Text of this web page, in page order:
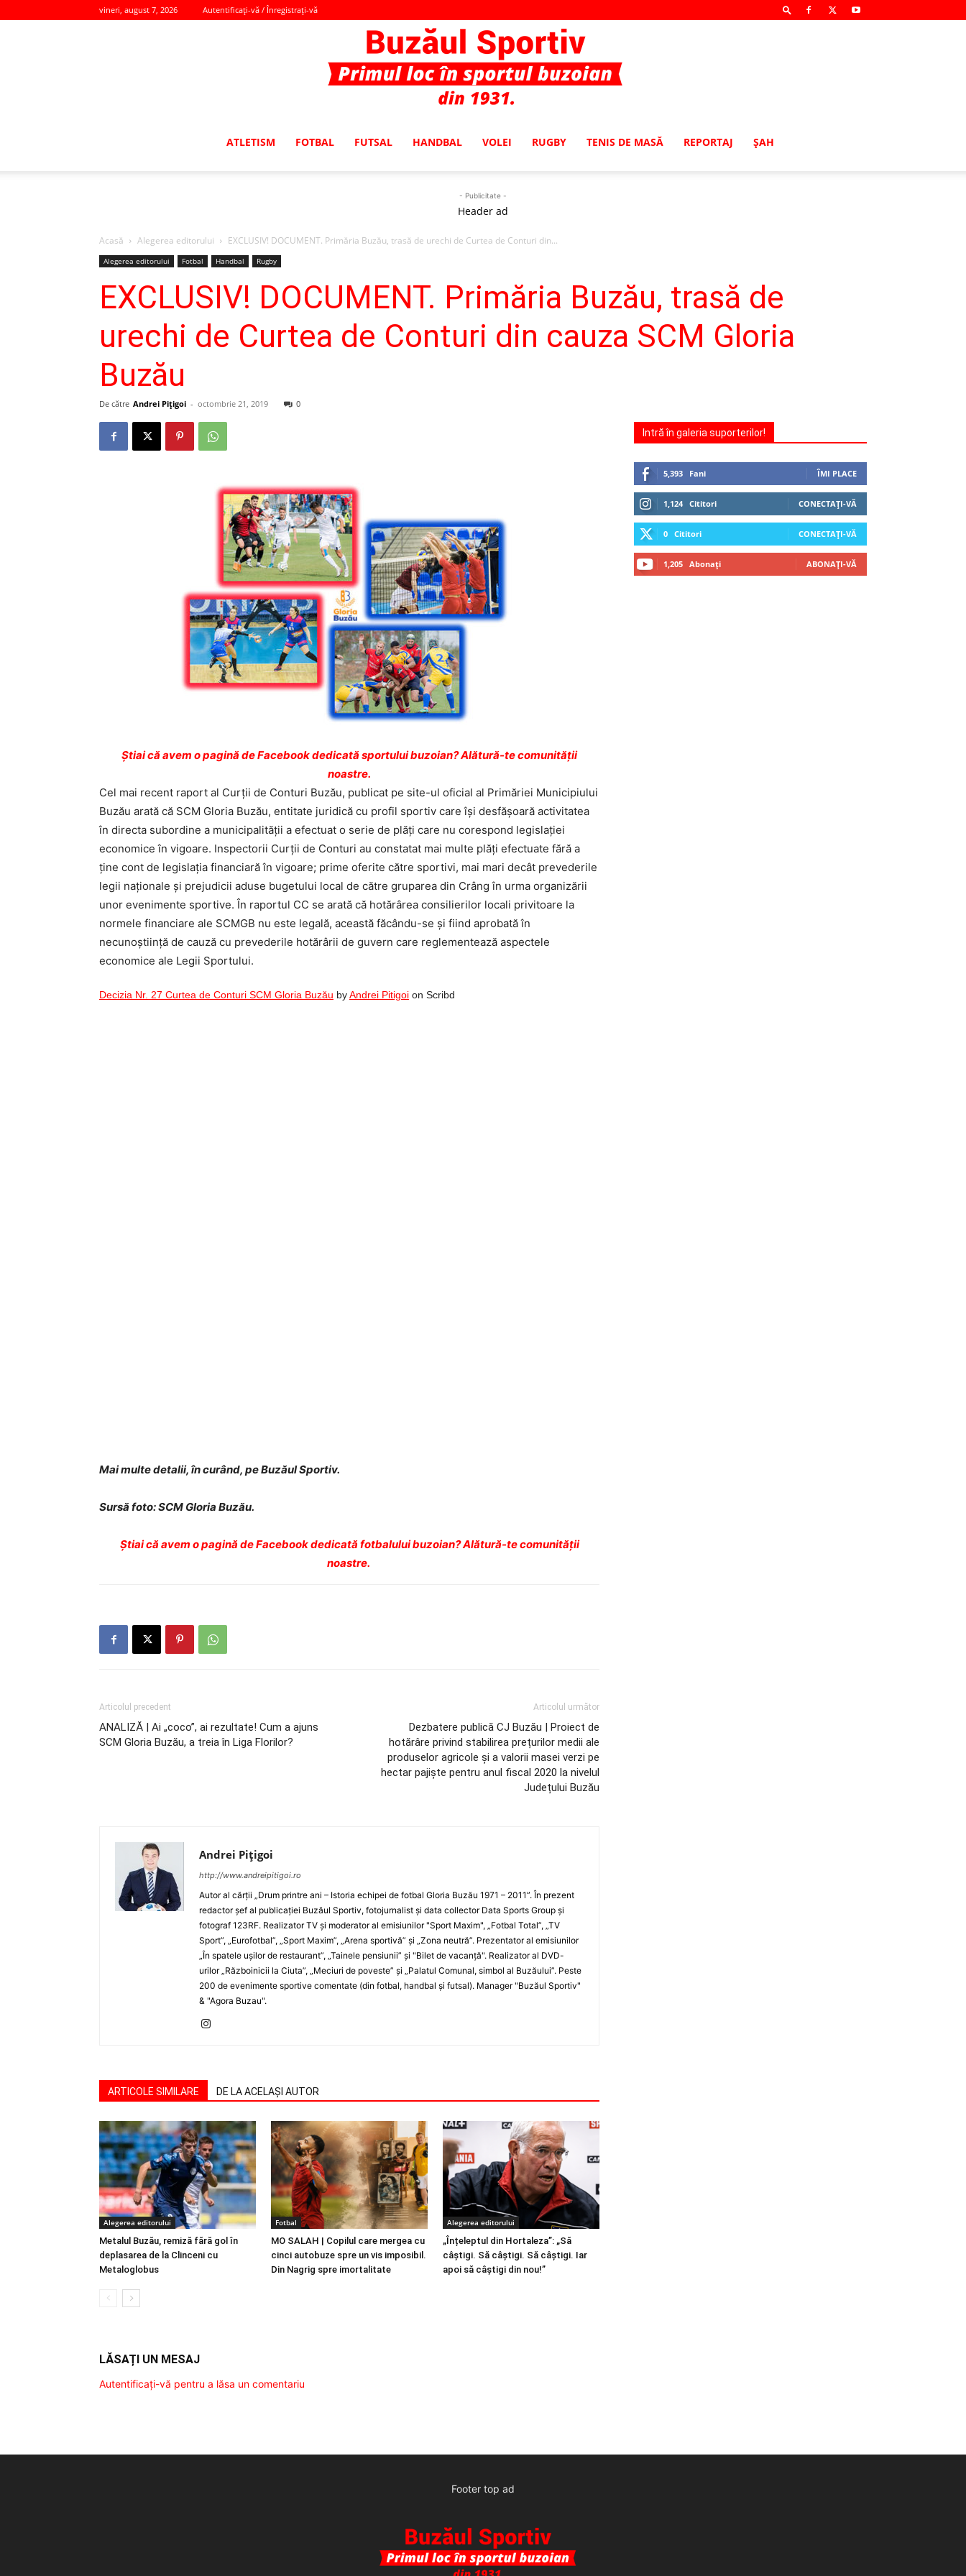
vineri, august 7, 2026 Autentificați-vă / Înregistrați-vă
ATLETISM FOTBAL FUTSAL HANDBAL VOLEI RUGBY TENIS DE MASĂ REPORTAJ ŞAH
- Publicitate -
Header ad
Acasă Alegerea editorului EXCLUSIV! DOCUMENT. Primăria Buzău, trasă de urechi de Curtea de Conturi din...
Alegerea editorului Fotbal Handbal Rugby
EXCLUSIV! DOCUMENT. Primăria Buzău, trasă de
urechi de Curtea de Conturi din cauza SCM Gloria
Buzău
De către Andrei Pițigoi - octombrie 21, 2019 0
Ştiai că avem o pagină de Facebook dedicată sportului buzoian? Alătură-te comunității
noastre.
Cel mai recent raport al Curţii de Conturi Buzău, publicat pe site-ul oficial al Primăriei Municipiului
Buzău arată că SCM Gloria Buzău, entitate juridică cu profil sportiv care îşi desfăşoară activitatea
în directa subordine a municipalităţii a efectuat o serie de plăţi care nu corespond legislaţiei
economice în vigoare. Inspectorii Curţii de Conturi au constatat mai multe plăţi efectuate fără a
ţine cont de legislaţia financiară în vigoare; prime oferite către sportivi, mai mari decât prevederile
legii naţionale şi prejudicii aduse bugetului local de către gruparea din Crâng în urma organizării
unor evenimente sportive. În raportul CC se arată că hotărârea consilierilor locali privitoare la
normele financiare ale SCMGB nu este legală, această făcându-se şi fiind aprobată în
necunoştiinţă de cauză cu prevederile hotărârii de guvern care reglementează aspectele
economice ale Legii Sportului.
Decizia Nr. 27 Curtea de Conturi SCM Gloria Buzău byAndrei Pitigoi on Scribd
Mai multe detalii, în curând, pe Buzăul Sportiv.
Sursă foto: SCM Gloria Buzău.
Ştiai că avem o pagină de Facebook dedicată fotbalului buzoian? Alătură-te comunității
noastre.
Articolul precedent
ANALIZĂ | Ai „coco”, ai rezultate! Cum a ajuns
SCM Gloria Buzău, a treia în Liga Florilor?
Articolul următor
Dezbatere publică CJ Buzău | Proiect de
hotărâre privind stabilirea prețurilor medii ale
produselor agricole și a valorii masei verzi pe
hectar pajiște pentru anul fiscal 2020 la nivelul
Județului Buzău
Andrei Pițigoi
http://www.andreipitigoi.ro
Autor al cărţii „Drum printre ani – Istoria echipei de fotbal Gloria Buzău 1971 – 2011”. În prezent
redactor şef al publicaţiei Buzăul Sportiv, fotojurnalist şi data collector Data Sports Group şi
fotograf 123RF. Realizator TV şi moderator al emisiunilor "Sport Maxim", „Fotbal Total”, „TV
Sport”, „Eurofotbal”, „Sport Maxim”, „Arena sportivă” şi „Zona neutră”. Prezentator al emisiunilor
„În spatele uşilor de restaurant”, „Tainele pensiunii” şi "Bilet de vacanţă". Realizator al DVD-
urilor „Războinicii la Ciuta”, „Meciuri de poveste” şi „Palatul Comunal, simbol al Buzăului”. Peste
200 de evenimente sportive comentate (din fotbal, handbal şi futsal). Manager "Buzăul Sportiv"
& "Agora Buzau".
ARTICOLE SIMILARE DE LA ACELAȘI AUTOR
Alegerea editorului
Metalul Buzău, remiză fără gol în
deplasarea de la Clinceni cu
Metaloglobus
Fotbal
MO SALAH | Copilul care mergea cu
cinci autobuze spre un vis imposibil.
Din Nagrig spre imortalitate
Alegerea editorului
„Înțeleptul din Hortaleza”: „Să
câștigi. Să câștigi. Să câștigi. Iar
apoi să câștigi din nou!”
LĂSAȚI UN MESAJ
Autentificați-vă pentru a lăsa un comentariu
Intră în galeria suporterilor!
5,393 Fani ÎMI PLACE
1,124 Cititori CONECTAȚI-VĂ
0 Cititori CONECTAȚI-VĂ
1,205 Abonați ABONAȚI-VĂ
Footer top ad